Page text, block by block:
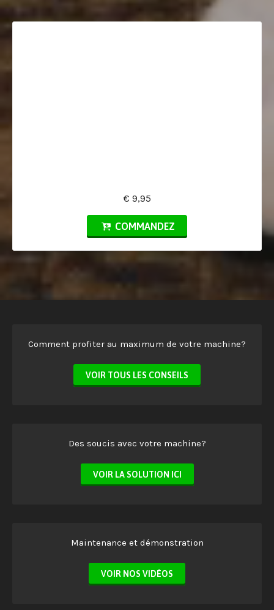
€ 9,95
COMMANDEZ
Comment profiter au maximum de votre machine?
VOIR TOUS LES CONSEILS
Des soucis avec votre machine?
VOIR LA SOLUTION ICI
Maintenance et démonstration
VOIR NOS VIDÉOS